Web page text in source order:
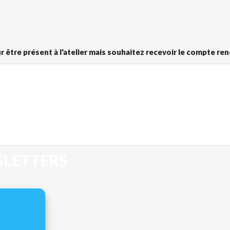
présent à l'atelier mais souhaitez recevoir le compte